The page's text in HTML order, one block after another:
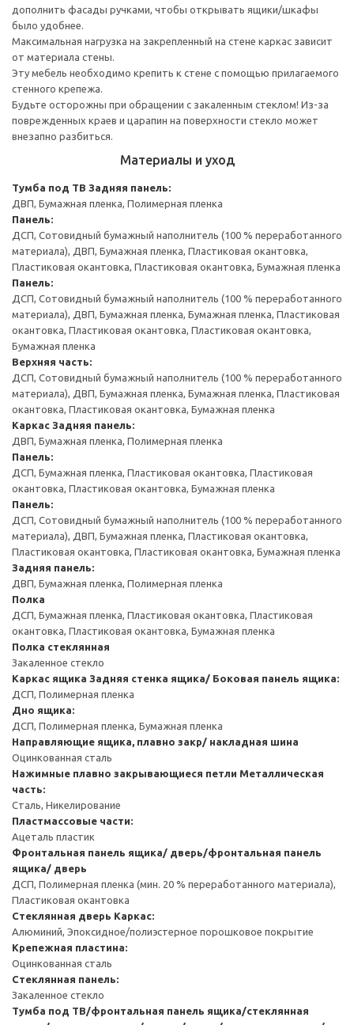
дополнить фасады ручками, чтобы открывать ящики/шкафы
было удобнее.
Максимальная нагрузка на закрепленный на стене каркас зависит
от материала стены.
Эту мебель необходимо крепить к стене с помощью прилагаемого
стенного крепежа.
Будьте осторожны при обращении с закаленным стеклом! Из-за
поврежденных краев и царапин на поверхности стекло может
внезапно разбиться.
Материалы и уход
Тумба под ТВ Задняя панель:
ДВП, Бумажная пленка, Полимерная пленка
Панель:
ДСП, Сотовидный бумажный наполнитель (100 % переработанного
материала), ДВП, Бумажная пленка, Пластиковая окантовка,
Пластиковая окантовка, Пластиковая окантовка, Бумажная пленка
Панель:
ДСП, Сотовидный бумажный наполнитель (100 % переработанного
материала), ДВП, Бумажная пленка, Бумажная пленка, Пластиковая
окантовка, Пластиковая окантовка, Пластиковая окантовка,
Бумажная пленка
Верхняя часть:
ДСП, Сотовидный бумажный наполнитель (100 % переработанного
материала), ДВП, Бумажная пленка, Бумажная пленка, Пластиковая
окантовка, Пластиковая окантовка, Бумажная пленка
Каркас Задняя панель:
ДВП, Бумажная пленка, Полимерная пленка
Панель:
ДСП, Бумажная пленка, Пластиковая окантовка, Пластиковая
окантовка, Пластиковая окантовка, Бумажная пленка
Панель:
ДСП, Сотовидный бумажный наполнитель (100 % переработанного
материала), ДВП, Бумажная пленка, Пластиковая окантовка,
Пластиковая окантовка, Пластиковая окантовка, Бумажная пленка
Задняя панель:
ДВП, Бумажная пленка, Полимерная пленка
Полка
ДСП, Бумажная пленка, Пластиковая окантовка, Пластиковая
окантовка, Пластиковая окантовка, Бумажная пленка
Полка стеклянная
Закаленное стекло
Каркас ящика Задняя стенка ящика/ Боковая панель ящика:
ДСП, Полимерная пленка
Дно ящика:
ДСП, Полимерная пленка, Бумажная пленка
Направляющие ящика, плавно закр/ накладная шина
Оцинкованная сталь
Нажимные плавно закрывающиеся петли Металлическая
часть:
Сталь, Никелирование
Пластмассовые части:
Ацеталь пластик
Фронтальная панель ящика/ дверь/фронтальная панель
ящика/ дверь
ДСП, Полимерная пленка (мин. 20 % переработанного материала),
Пластиковая окантовка
Стеклянная дверь Каркас:
Алюминий, Эпоксидное/полиэстерное порошковое покрытие
Крепежная пластина:
Оцинкованная сталь
Стеклянная панель:
Закаленное стекло
Тумба под ТВ/фронтальная панель ящика/стеклянная